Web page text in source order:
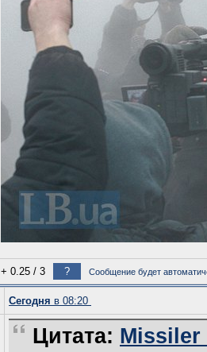
+ 0.25 / 3 ? Сообщение будет
Сегодня в 08:20
Цитата: Missiler